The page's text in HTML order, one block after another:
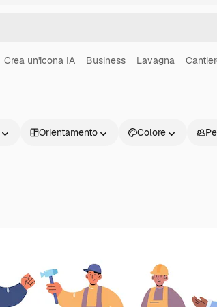
Crea un'icona IA Business Lavagna
Orientamento Colore
Prodotti Inizia